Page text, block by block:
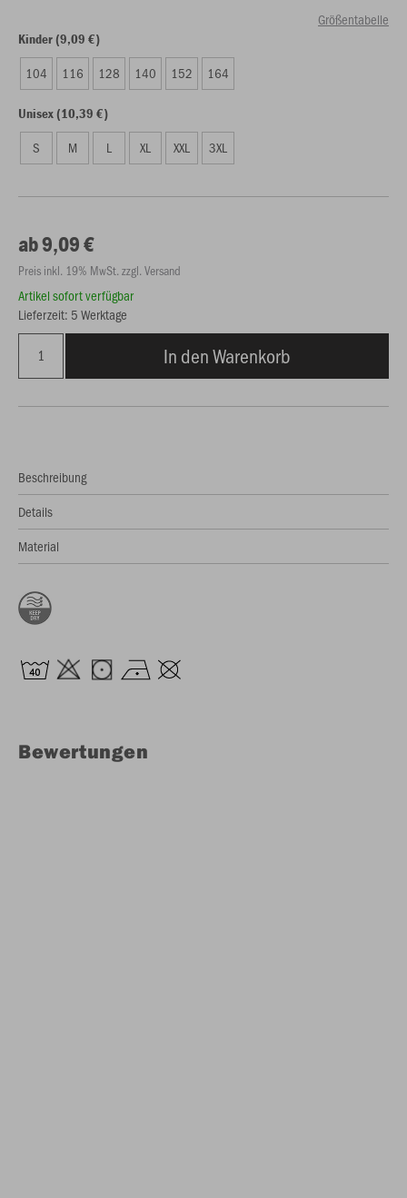
Größentabelle
Kinder (9,09 €)
104 116 128 140 152 164
Unisex (10,39 €)
S M L XL XXL 3XL
ab 9,09 €
Preis inkl. 19% MwSt. zzgl. Versand
Artikel sofort verfügbar
Lieferzeit: 5 Werktage
In den Warenkorb
Beschreibung
Details
Material
Bewertungen